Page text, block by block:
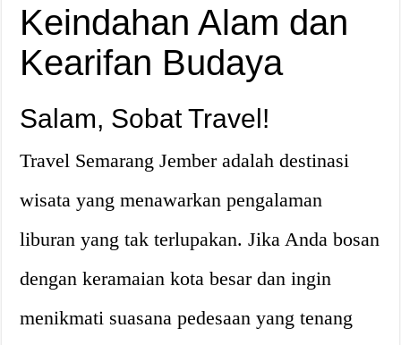
Keindahan Alam dan
Kearifan Budaya
Salam, Sobat Travel!
Travel Semarang Jember adalah destinasi
wisata yang menawarkan pengalaman
liburan yang tak terlupakan. Jika Anda bosan
dengan keramaian kota besar dan ingin
menikmati suasana pedesaan yang tenang